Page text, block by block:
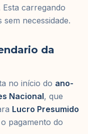
carregando
necessidade.
da
no início do ano-
Nacional, que
Lucro Presumido
pagamento do